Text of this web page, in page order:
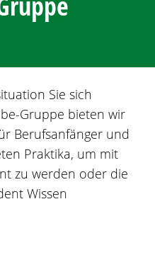
Sie sich
Gruppe bieten wir
Berufsanfänger und
Praktika, um mit
zu werden oder die
Wissen